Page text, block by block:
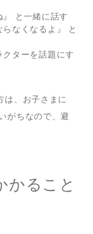
』 と一緒に話す
らなくなるよ』 と
クターを話題にす
は、お子さまに
がちなので、避
ること